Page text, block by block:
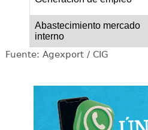
Abastecimiento mercado
interno
Fuente: Agexport / CIG